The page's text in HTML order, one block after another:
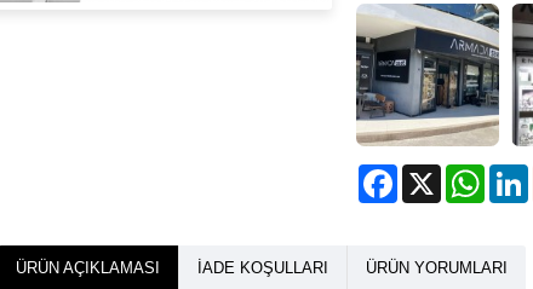
Facebook
X
ÜRÜN AÇIKLAMASI İADE KOŞULLARI ÜRÜN YORUMLARI